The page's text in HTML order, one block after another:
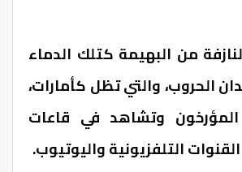
من البهيمة كتلك الدماء
الحروب، والتي تظل كأمارات،
وتشاهد في قاعات
التلفزيونية واليوتيوب.